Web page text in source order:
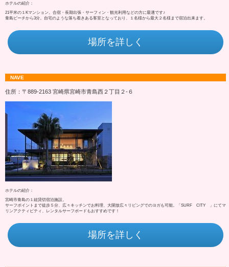
ホテルの紹介：
21平米の１Kマンション。合宿・長期出張・サーフィン・観光利用などの方に最適です♪
青島ビーチから3分。自宅のような落ち着きある客室となっており、１名様から最大２名様まで宿泊出来ます。
場所を詳しく
NAVE
住所：〒889-2163 宮崎県宮崎市青島西２丁目２‐６
ホテルの紹介：
宮崎市青島の１組貸切宿泊施設。
サーフポイントまで徒歩５分、広々キッチンでお料理、大開放広々リビングでのヨガも可能。「SURF CITY 」にてマ
リンアクティビティ、レンタルサーフボードもおすすめです！
場所を詳しく